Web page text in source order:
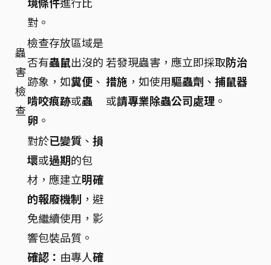
對。
蟲
害
檢
查
檢查存放區域是
否有蟲鼠出沒的
跡象，如糞便 、
啃咬痕跡或蟲
卵 。
若發現蟲害，應立即採取防治
措施 ，如使用驅蟲劑 、 捕鼠器
或請專業除蟲公司處理 。
對於已變質 、 損
壞或過期的包
材，應建立明確
的報廢機制 ，避
免繼續使用，影
響包裝品質。
確認： 由專人確